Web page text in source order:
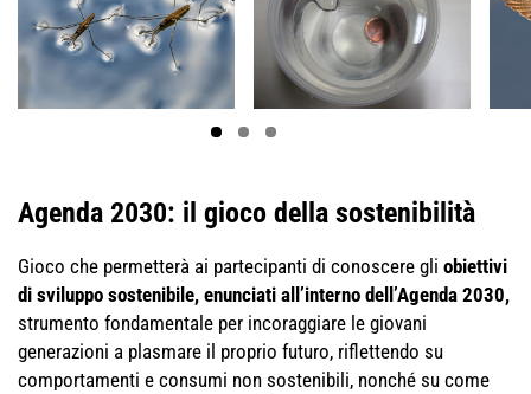
Agenda 2030: il gioco della sostenibilità
Gioco che permetterà ai partecipanti di conoscere gli obiettivi
di sviluppo sostenibile, enunciati all’interno dell’Agenda 2030,
strumento fondamentale per incoraggiare le giovani
generazioni a plasmare il proprio futuro, riflettendo su
comportamenti e consumi non sostenibili, nonché su come